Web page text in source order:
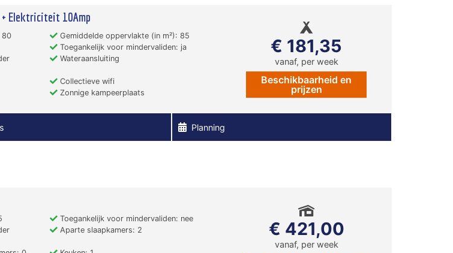
+ Elektriciteit 10Amp
80
Gemiddelde oppervlakte (in m²): 85
Toegankelijk voor mindervaliden: ja
Wateraansluiting
Collectieve wifi
Zonnige kampeerplaats
€ 181,35
vanaf, per week
Beschikbaarheid en
prijzen
Planning
Toegankelijk voor mindervaliden: nee
Aparte slaapkamers: 2 € 421,00
vanaf, per week